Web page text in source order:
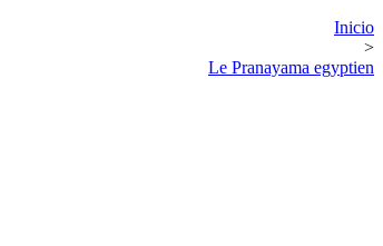
Inicio
>
Le Pranayama egyptien